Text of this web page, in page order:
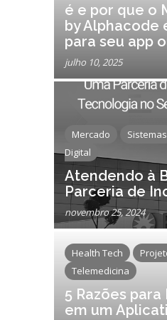
é e por que o
by Alphacode
para seu app
julho 10, 2025
Mercado Sistemas
Digital
Atendendo à
Parceria de
Tecnologia
Saúde
novembro 25, 2024
Health Tech
Telemedicina
5 Razões
em um